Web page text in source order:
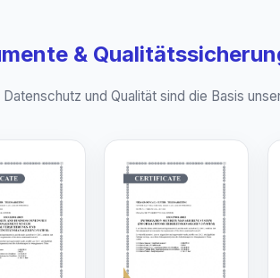
&
und Qualität sind die Basis